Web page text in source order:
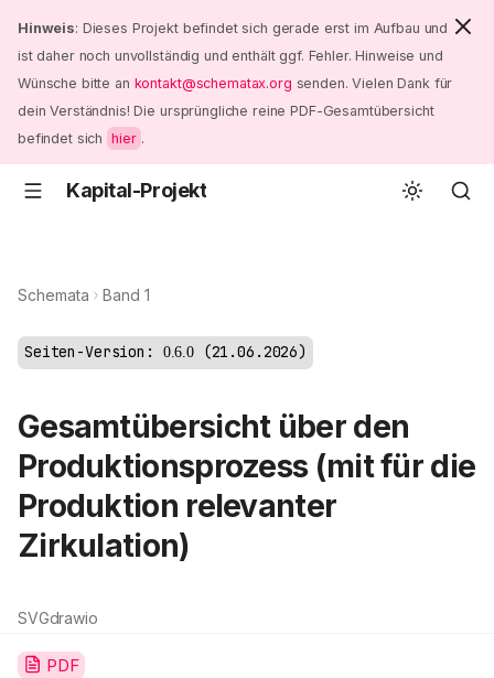
Hinweis: Dieses Projekt befindet sich gerade erst im Aufbau und
ist daher noch unvollständig und enthält ggf. Fehler. Hinweise und
Wünsche bitte an kontakt@schematax.org senden. Vielen Dank für
dein Verständnis! Die ursprüngliche reine PDF-Gesamtübersicht
befindet sich
hier .
Kapital-Projekt
Schemata Band 1
Seiten-Version: 0.6.0 21.06.2026
Gesamtübersicht über den
Produktionsprozess (mit für die
Produktion relevanter
Zirkulation)
SVGdrawio
PDF